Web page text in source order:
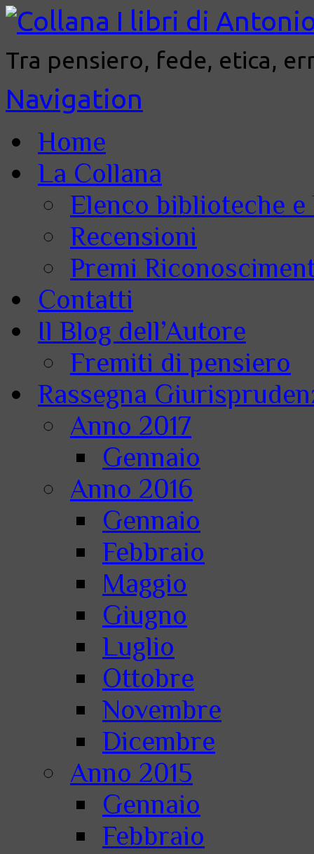
Tra pensiero, fede, etica,
Navigation
Home
La Collana
Elenco biblioteche
Recensioni
Premi
Contatti
Il Blog dell’Autore
Fremiti di pensiero
Rassegna
Anno 2017
Gennaio
Anno 2016
Gennaio
Febbraio
Maggio
Giugno
Luglio
Ottobre
Novembre
Dicembre
Anno 2015
Gennaio
Febbraio